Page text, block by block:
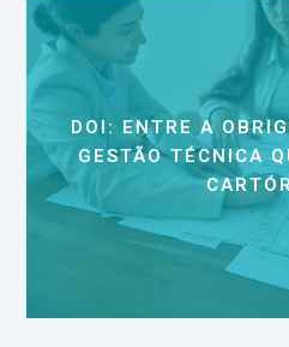
DOI: ENTRE A
GESTÃO TÉCNICA